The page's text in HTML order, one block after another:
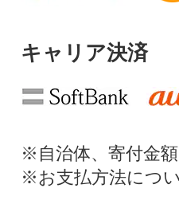
キャリア決済
※自治体、寄付金
※お支払方法につ